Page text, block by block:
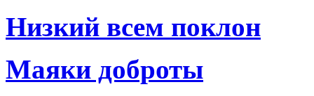
Низкий всем поклон
Маяки доброты